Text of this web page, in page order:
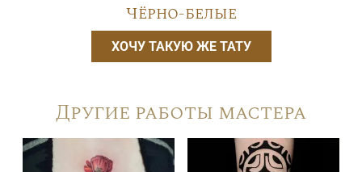
Чёрно-белые
ХОЧУ ТАКУЮ ЖЕ ТАТУ
Другие работы мастера